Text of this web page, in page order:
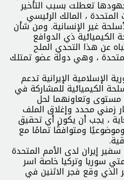
تعطلت بسبب التأخير
، المالك الرئيسي
غير الإنسانية. ومن شأن
ذي الدوافع
عن هذا التحدي الملح
، وهي دولة عضو تمتلك
الإسلامية الإيرانية تدعم
الكيميائية للمشاركة في
مستوى وتعاونهما لحل
زمني محدد وإغلاق الملف
، يجب أن يكون أي تحقيق
ومتوافقًا تمامًا مع
إيران لدى الأمم المتحدة
سوريا وتركيا خاصة اسر
الذي وقع فجر الاثنين في